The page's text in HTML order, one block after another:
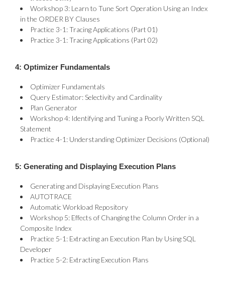
Workshop 3: Learn to Tune Sort Operation Using an Index
in the ORDER BY Clauses
Practice 3-1: Tracing Applications (Part 01)
Practice 3-1: Tracing Applications (Part 02)
4: Optimizer Fundamentals
Optimizer Fundamentals
Query Estimator: Selectivity and Cardinality
Plan Generator
Workshop 4: Identifying and Tuning a Poorly Written SQL
Statement
Practice 4-1: Understanding Optimizer Decisions (Optional)
5: Generating and Displaying Execution Plans
Generating and Displaying Execution Plans
AUTOTRACE
Automatic Workload Repository
Workshop 5: Effects of Changing the Column Order in a
Composite Index
Practice 5-1: Extracting an Execution Plan by Using SQL
Developer
Practice 5-2: Extracting Execution Plans